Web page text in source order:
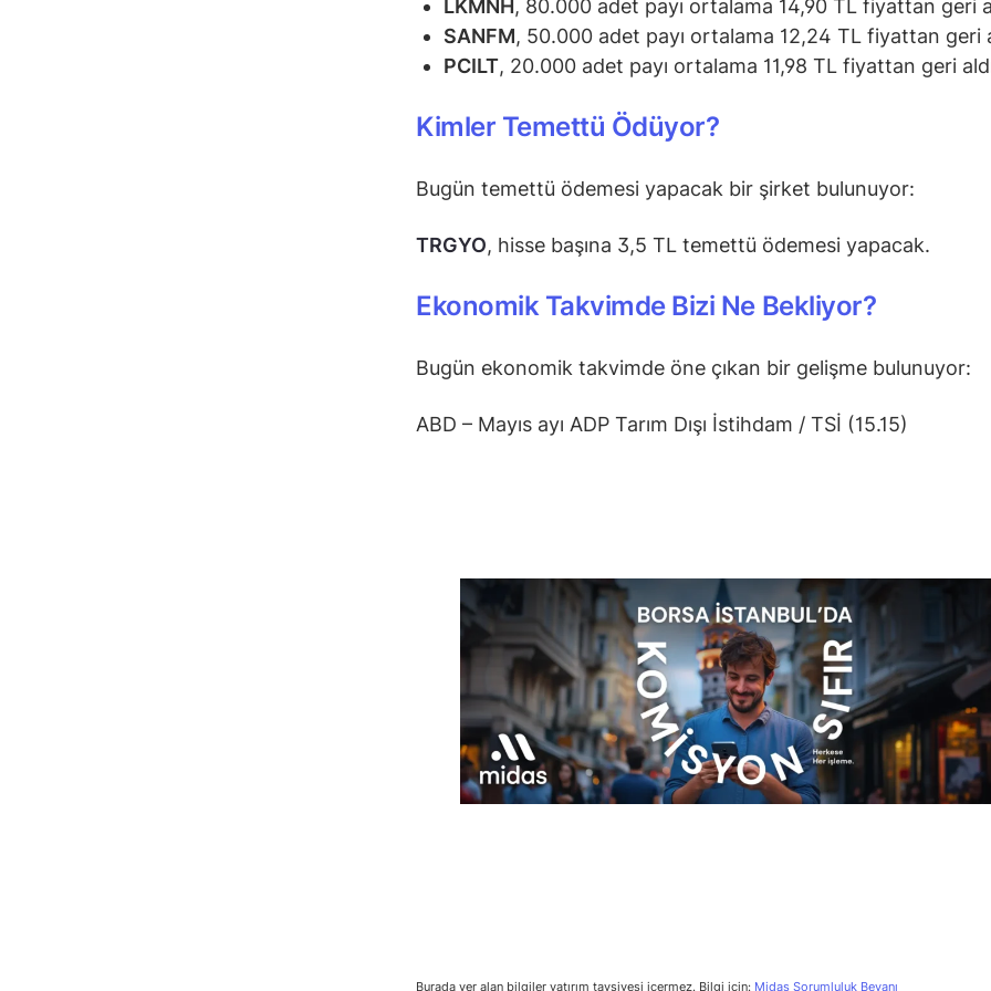
LKMNH, 80.000 adet payı ortalama 14,90 TL fiyattan geri
SANFM, 50.000 adet payı ortalama 12,24 TL fiyattan geri
PCILT, 20.000 adet payı ortalama 11,98 TL fiyattan geri
Kimler Temettü Ödüyor?
Bugün temettü ödemesi yapacak bir şirket bulunuyor:
TRGYO, hisse başına 3,5 TL temettü ödemesi yapacak.
Ekonomik Takvimde Bizi Ne Bekliyor?
Bugün ekonomik takvimde öne çıkan bir gelişme bulunuyor:
ABD – Mayıs ayı ADP Tarım Dışı İstihdam / TSİ (15.15)
Burada yer alan bilgiler yatırım tavsiyesi içermez. Bilgi için: Midas Sorumluluk Beyanı